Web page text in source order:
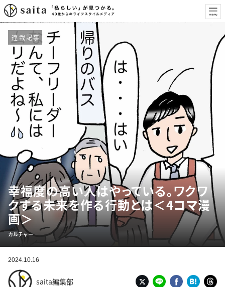
連載記事
幸福度の高い人はやっている。ワクワ
クする未来を作る行動とは＜4コマ漫
画＞
カルチャー
2024.10.16
saita編集部